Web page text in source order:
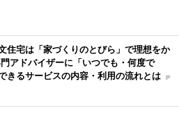
住宅は「家づくりのとびら」で理想をか
アドバイザーに「いつでも・何度で
きるサービスの内容・利用の流れとは [P